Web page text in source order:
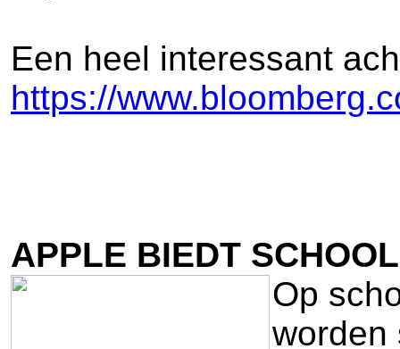
Een heel interessant
https://
APPLE BIEDT
Op
worden